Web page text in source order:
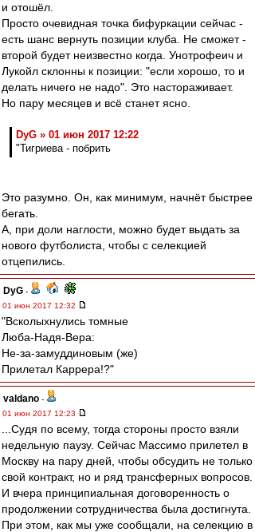
и отошёл.
Просто очевидная точка бифуркации сейчас -
есть шанс вернуть позиции клуба. Не сможет -
второй будет неизвестно когда. Унотрофеич и
Лукойл склонны к позиции: "если хорошо, то и
делать ничего не надо". Это настораживает.
Но пару месяцев и всё станет ясно.
DyG » 01 июн 2017 12:22
"Тигриева - побрить
Это разумно. Он, как минимум, начнёт быстрее
бегать.
А, при доли наглости, можно будет выдать за
нового футболиста, чтобы с селекцией
отцепились.
DyG -
01 июн 2017 12:32
"Всколыхнулись томные
Люба-Надя-Вера:
Не-за-замуддиновым (же)
Прилетал Каррера!?"
valdano -
01 июн 2017 12:23
...Судя по всему, тогда стороны просто взяли
недельную паузу. Сейчас Массимо прилетел в
Москву на пару дней, чтобы обсудить не только
свой контракт, но и ряд трансферных вопросов.
И вчера принципиальная договоренность о
продолжении сотрудничества была достигнута.
При этом, как мы уже сообщали, на селекцию в